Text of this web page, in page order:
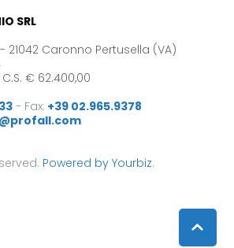
SRL
21042 Caronno Pertusella (VA)
C.S. € 62.400,00
- Fax: +39 02.965.9378
Powered by Yourbiz.